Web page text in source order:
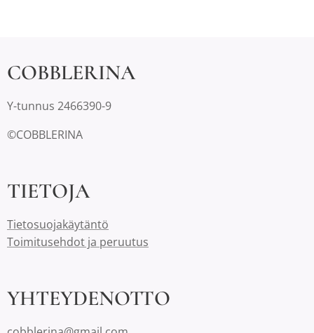
COBBLERINA
Y-tunnus 2466390-9
©COBBLERINA
TIETOJA
Tietosuojakäytäntö
Toimitusehdot ja peruutus
YHTEYDENOTTO